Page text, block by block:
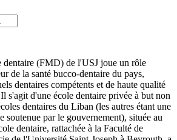
dentaire (FMD) de l'USJ joue un rôle
de la santé bucco-dentaire du pays,
dentaires compétents et de haute qualité
s'agit d'une école dentaire privée à but non
dentaires du Liban (les autres étant une
soutenue par le gouvernement), située au
dentaire, rattachée à la Faculté de